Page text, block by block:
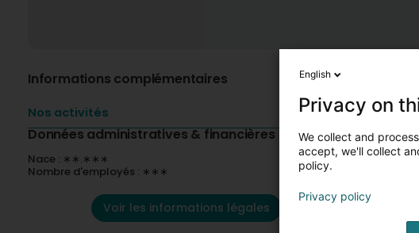
Informations complémentaires
Nos activités
Données administratives & financières
Nace : ∗∗.∗∗∗
Nombre d'employés : ∗∗∗
Voir les informations légales
English
Privacy on
We collect and
accept, we'll collect
policy.
Privacy policy